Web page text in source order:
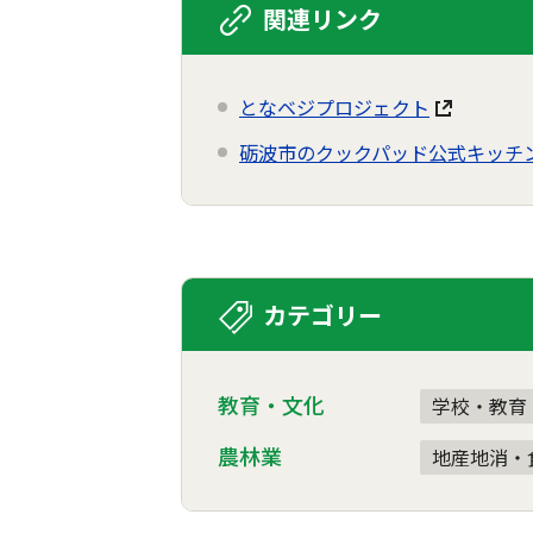
関連リンク
となベジプロジェクト
砺波市のクックパッド公式キッチ
カテゴリー
教育・文化 学校・教育
農林業 地産地消・